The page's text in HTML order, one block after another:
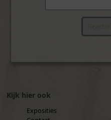
Kijk hier ook
Exposities